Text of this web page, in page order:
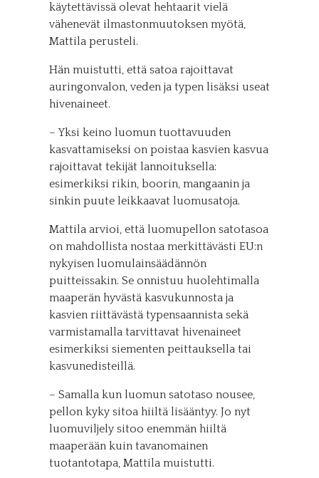
käytettävissä olevat hehtaarit vielä
vähenevät ilmastonmuutoksen myötä,
Mattila perusteli.
Hän muistutti, että satoa rajoittavat
auringonvalon, veden ja typen lisäksi useat
hivenaineet.
– Yksi keino luomun tuottavuuden
kasvattamiseksi on poistaa kasvien kasvua
rajoittavat tekijät lannoituksella:
esimerkiksi rikin, boorin, mangaanin ja
sinkin puute leikkaavat luomusatoja.
Mattila arvioi, että luomupellon satotasoa
on mahdollista nostaa merkittävästi EU:n
nykyisen luomulainsäädännön
puitteissakin. Se onnistuu huolehtimalla
maaperän hyvästä kasvukunnosta ja
kasvien riittävästä typensaannista sekä
varmistamalla tarvittavat hivenaineet
esimerkiksi siementen peittauksella tai
kasvunedisteillä.
– Samalla kun luomun satotaso nousee,
pellon kyky sitoa hiiltä lisääntyy. Jo nyt
luomuviljely sitoo enemmän hiiltä
maaperään kuin tavanomainen
tuotantotapa, Mattila muistutti.